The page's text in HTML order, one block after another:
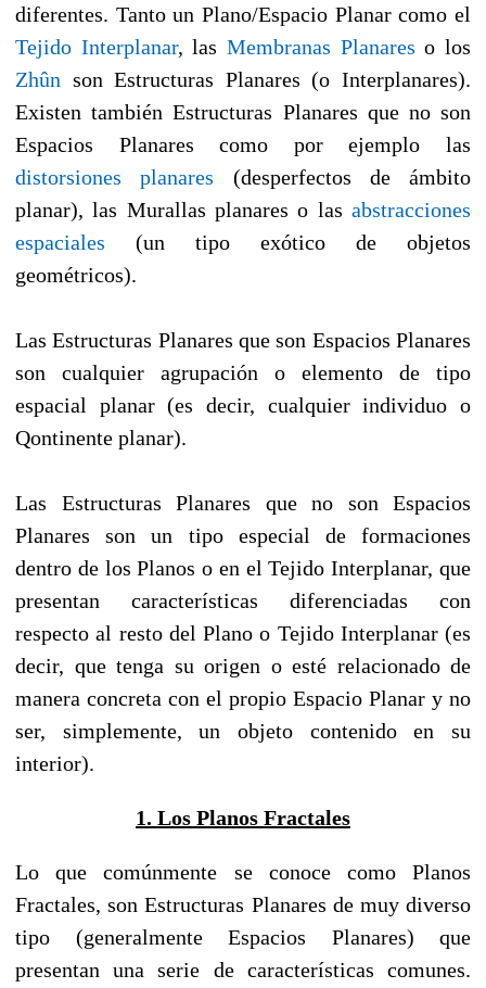
diferentes. Tanto un Plano/Espacio Planar como el
Tejido Interplanar, lasMembranas Planares o los
Zhûn son Estructuras Planares (o Interplanares).
Existen también Estructuras Planares que no son
Espacios Planares como por ejemplo las
distorsiones planares (desperfectos de ámbito
planar), las Murallas planares o las abstracciones
espaciales (un tipo exótico de objetos
geométricos).
Las Estructuras Planares que son Espacios Planares
son cualquier agrupación o elemento de tipo
espacial planar (es decir, cualquier individuo o
Qontinente planar).
Las Estructuras Planares que no son Espacios
Planares son un tipo especial de formaciones
dentro de los Planos o en el Tejido Interplanar, que
presentan características diferenciadas con
respecto al resto del Plano o Tejido Interplanar (es
decir, que tenga su origen o esté relacionado de
manera concreta con el propio Espacio Planar y no
ser, simplemente, un objeto contenido en su
interior).
1. Los Planos Fractales
Lo que comúnmente se conoce como Planos
Fractales, son Estructuras Planares de muy diverso
tipo (generalmente Espacios Planares) que
presentan una serie de características comunes.